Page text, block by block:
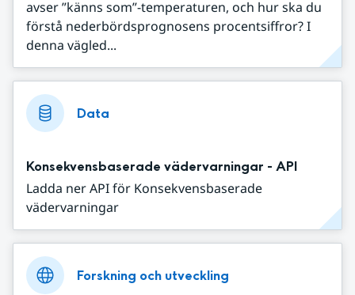
avser ”känns som”-temperaturen, och hur ska du
förstå nederbördsprognosens procentsiffror? I
denna vägled...
Data
Konsekvensbaserade vädervarningar - API
Ladda ner API för Konsekvensbaserade
vädervarningar
Forskning och utveckling